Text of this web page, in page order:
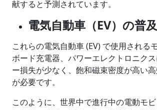
献すると予測されています。
電気自動車（EV）の普
これらの電気自動車 (EV) で使用される
ボード充電器、パワーエレクトロニク
ー損失が少なく、飽和磁束密度が高い
が必要です。
このように、世界中で進行中の電動モ